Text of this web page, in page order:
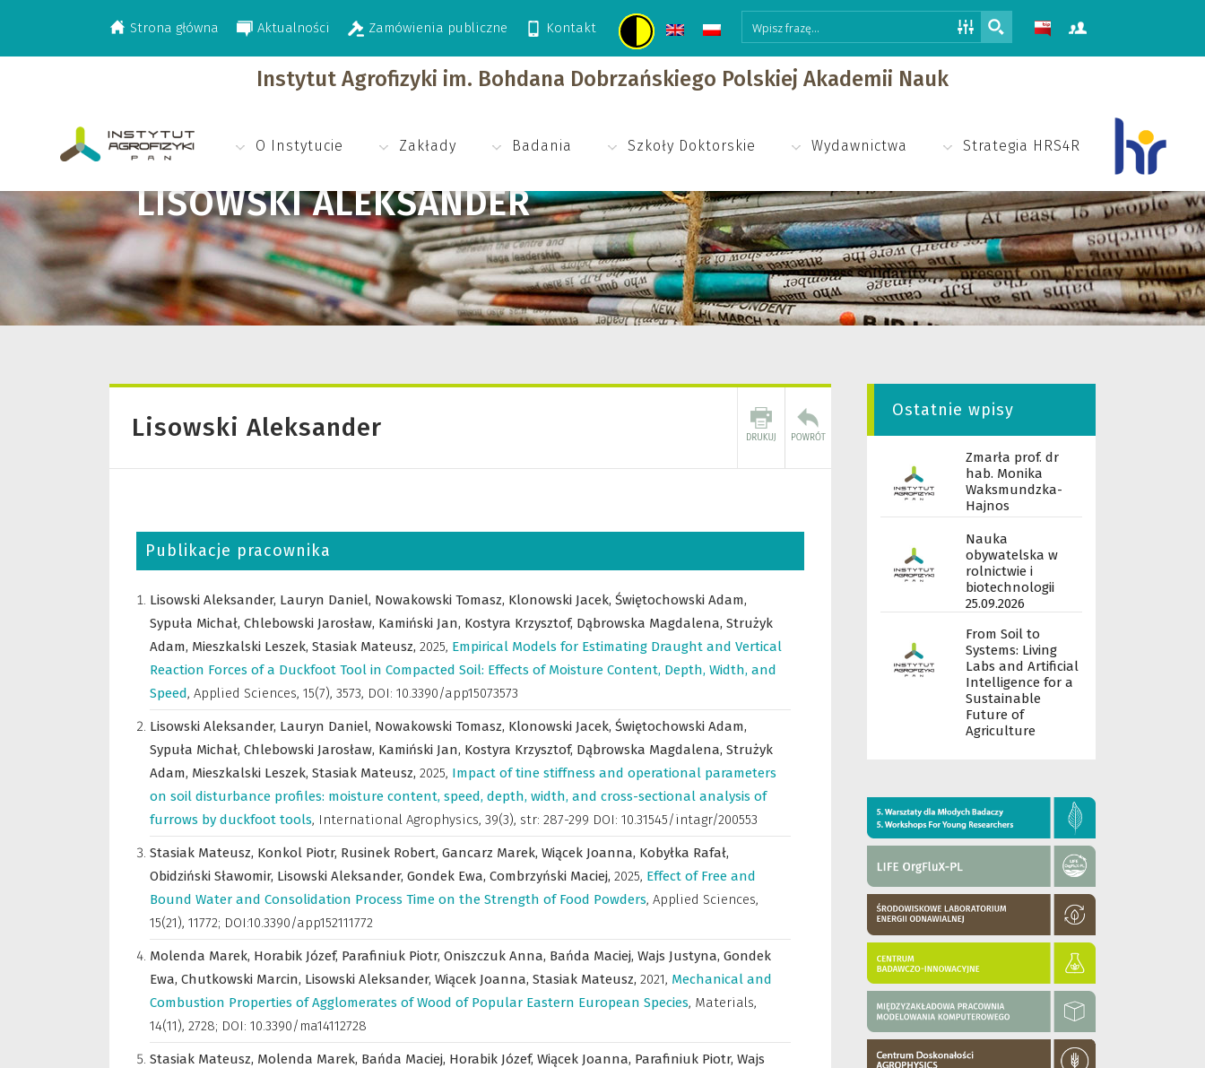
Strona główna Aktualności Zamówienia publiczne Kontakt
Instytut Agrofizyki im. Bohdana Dobrzańskiego Polskiej Akademii Nauk
O Instytucie Zakłady Badania Szkoły Doktorskie Wydawnictwa Strategia HRS4R
LISOWSKI ALEKSANDER
>Lisowski Aleksander
Lisowski Aleksander
Publikacje pracownika
Lisowski Aleksander, Lauryn Daniel, Nowakowski Tomasz, Klonowski Jacek, Świętochowski Adam,
Sypuła Michał, Chlebowski Jarosław, Kamiński Jan, Kostyra Krzysztof, Dąbrowska Magdalena, Strużyk
Adam, Mieszkalski Leszek, Stasiak Mateusz, 2025, Empirical Models for Estimating Draught and Vertical
Reaction Forces of a Duckfoot Tool in Compacted Soil: Effects of Moisture Content, Depth, Width, and
Speed, Applied Sciences, 15(7), 3573, DOI: 10.3390/app15073573
Lisowski Aleksander, Lauryn Daniel, Nowakowski Tomasz, Klonowski Jacek, Świętochowski Adam,
Sypuła Michał, Chlebowski Jarosław, Kamiński Jan, Kostyra Krzysztof, Dąbrowska Magdalena, Strużyk
Adam, Mieszkalski Leszek, Stasiak Mateusz, 2025, Impact of tine stiffness and operational parameters
on soil disturbance profiles: moisture content, speed, depth, width, and cross-sectional analysis of
furrows by duckfoot tools, International Agrophysics, 39(3), str: 287-299 DOI: 10.31545/intagr/200553
Stasiak Mateusz, Konkol Piotr, Rusinek Robert, Gancarz Marek, Wiącek Joanna, Kobyłka Rafał,
Obidziński Sławomir, Lisowski Aleksander, Gondek Ewa, Combrzyński Maciej, 2025, Effect of Free and
Bound Water and Consolidation Process Time on the Strength of Food Powders, Applied Sciences,
15(21), 11772; DOI:10.3390/app152111772
Molenda Marek, Horabik Józef, Parafiniuk Piotr, Oniszczuk Anna, Bańda Maciej, Wajs Justyna, Gondek
Ewa, Chutkowski Marcin, Lisowski Aleksander, Wiącek Joanna, Stasiak Mateusz, 2021, Mechanical and
Combustion Properties of Agglomerates of Wood of Popular Eastern European Species, Materials,
14(11), 2728; DOI: 10.3390/ma14112728
Stasiak Mateusz, Molenda Marek, Bańda Maciej, Horabik Józef, Wiącek Joanna, Parafiniuk Piotr, Wajs
Ostatnie wpisy
Zmarła prof. dr
hab. Monika
Waksmundzka-
Hajnos
Nauka
obywatelska w
rolnictwie i
biotechnologii
25.09.2026
From Soil to
Systems: Living
Labs and Artificial
Intelligence for a
Sustainable
Future of
Agriculture